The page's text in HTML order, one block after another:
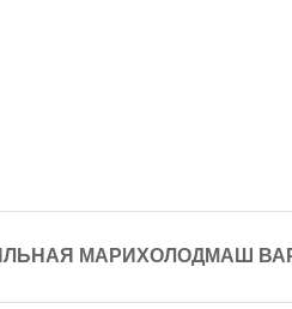
МАРИХОЛОДМАШ